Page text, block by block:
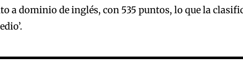
a dominio de inglés, con 535 puntos, lo que la